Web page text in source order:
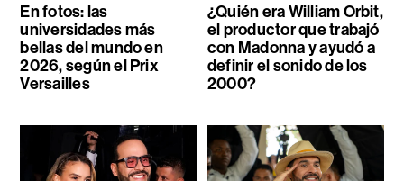
En fotos: las
universidades más
bellas del mundo en
2026, según el Prix
Versailles
¿Quién era William Orbit,
el productor que trabajó
con Madonna y ayudó a
definir el sonido de los
2000?